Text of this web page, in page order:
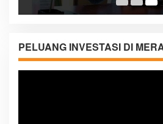
PELUANG INVESTASI DI